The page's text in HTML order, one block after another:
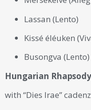
de San Vital en
público.
Las composiciones
recopiladas en el
Luca Ciammarughi),
en una producción
Lassan (Lento)
Kissé éléuken
Busongva (Lento)
Hungarian
with “Dies Irae”